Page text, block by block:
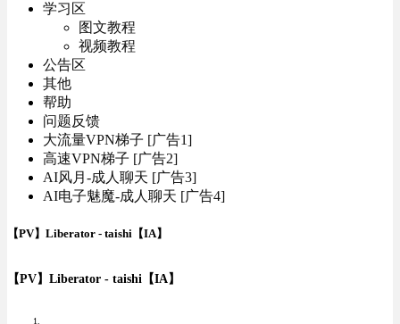
学习区
图文教程
视频教程
公告区
其他
帮助
问题反馈
大流量VPN梯子 [广告1]
高速VPN梯子 [广告2]
AI风月-成人聊天 [广告3]
AI电子魅魔-成人聊天 [广告4]
【PV】Liberator - taishi【IA】
【PV】Liberator - taishi【IA】